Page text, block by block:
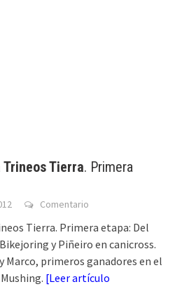
Trineos Tierra. Primera
Comentario
Tierra. Primera etapa: Del
y Piñeiro en canicross.
Marco, primeros ganadores en el
[Leer artículo